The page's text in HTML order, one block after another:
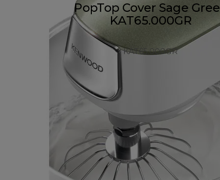
PopTop Cover Sage
KAT65.000GR
KAT65.000GR